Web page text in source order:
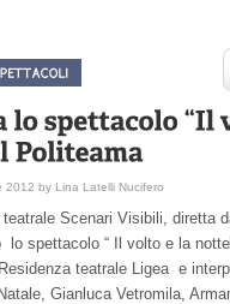
2012 by Lina Latelli Nucifero
Scenari Visibili, diretta
spettacolo “ Il volto e la
teatrale Ligea e
Gianluca Vetromila,